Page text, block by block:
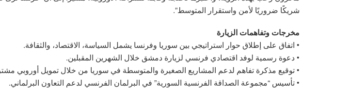
شريكًا ضروريًا لأمن واستقرار المتوسط”.
مخرجات وتفاهمات الزيارة
• اتفاق على إطلاق حوار استراتيجي بين سوريا وفرنسا يشمل السياسة، الاقتصاد، والثقافة.
• دعوة رسمية لوفد اقتصادي فرنسي لزيارة دمشق خلال الشهرين المقبلين.
• توقيع مذكرة تفاهم لدعم المشاريع الصغيرة والمتوسطة في سوريا من خلال تمويل أوروبي
• تأسيس “مجموعة الصداقة الفرنسية السورية” في البرلمان الفرنسي لدعم التعاون البرلماني.